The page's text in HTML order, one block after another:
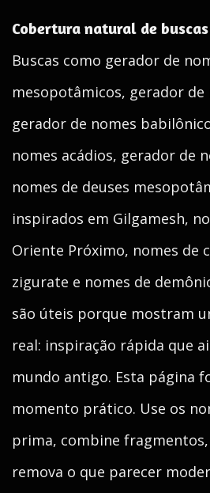
Cobertura natural de
Buscas como gerador de
mesopotâmicos, gerador de
gerador de nomes
nomes acádios, gerador de
nomes de deuses
inspirados em Gilgamesh,
Oriente Próximo, nomes de
zigurate e nomes de
são úteis porque mostram
real: inspiração rápida que
mundo antigo. Esta página
momento prático. Use os
prima, combine
remova o que parecer